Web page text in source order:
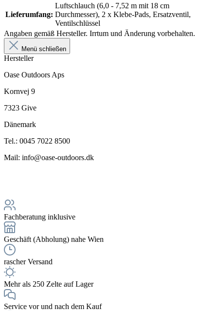
Lieferumfang:
Luftschlauch (6,0 - 7,52 m mit 18 cm
Durchmesser), 2 x Klebe-Pads, Ersatzventil,
Ventilschlüssel
Angaben gemäß Hersteller. Irrtum und Änderung vorbehalten.
Menü schließen
Hersteller
Oase Outdoors Aps
Kornvej 9
7323 Give
Dänemark
Tel.: 0045 7022 8500
Mail: info@oase-outdoors.dk
Fachberatung inklusive
Geschäft (Abholung) nahe Wien
rascher Versand
Mehr als 250 Zelte auf Lager
Service vor und nach dem Kauf